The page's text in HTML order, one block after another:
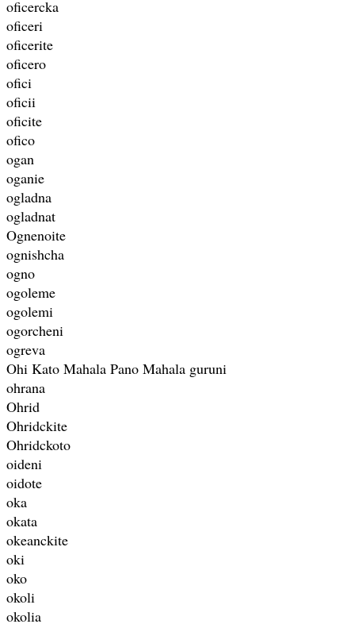
oficercka
oficeri
oficerite
oficero
ofici
oficii
oficite
ofico
ogan
oganie
ogladna
ogladnat
Ognenoite
ognishcha
ogno
ogoleme
ogolemi
ogorcheni
ogreva
Ohi Kato Mahala Pano Mahala guruni
ohrana
Ohrid
Ohridckite
Ohridckoto
oideni
oidote
oka
okata
okeanckite
oki
oko
okoli
okolia